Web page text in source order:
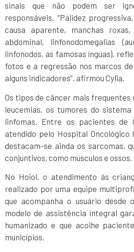
sinais que não podem ser
responsáveis. “Palidez
causa aparente, manchas
abdominal, linfonodomegalias
linfonodos, as famosas ínguas),
fotos e a regressão nos marcos
alguns indicadores”, afirmou Cylia.
Os tipos de câncer mais frequentes
leucemias, os tumores do
linfomas. Entre os pacientes de
atendido pelo Hospital Oncológico
destacam-se ainda os sarcomas,
conjuntivos, como músculos e ossos.
No Hoiol, o atendimento às
realizado por uma equipe
que acompanha o usuário desde
modelo de assistência integral
humanizado e que acolhe
municípios.